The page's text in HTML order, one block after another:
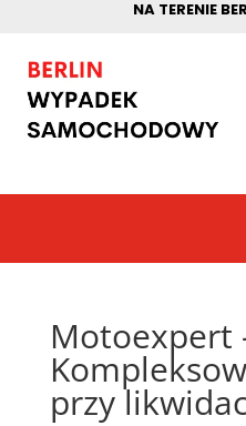
NA TERENIE
Motoexpert
przy